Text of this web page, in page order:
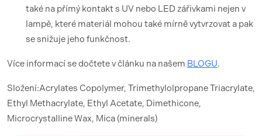
také na přímý kontakt s UV nebo LED zářivkami nejen v
lampě, které materiál mohou také mírně vytvrzovat a pak
se snižuje jeho funkčnost.
Více informací se dočtete v článku na našem BLOGU.
Složení:Acrylates Copolymer, Trimethylolpropane Triacrylate,
Ethyl Methacrylate, Ethyl Acetate, Dimethicone,
Microcrystalline Wax, Mica (minerals)